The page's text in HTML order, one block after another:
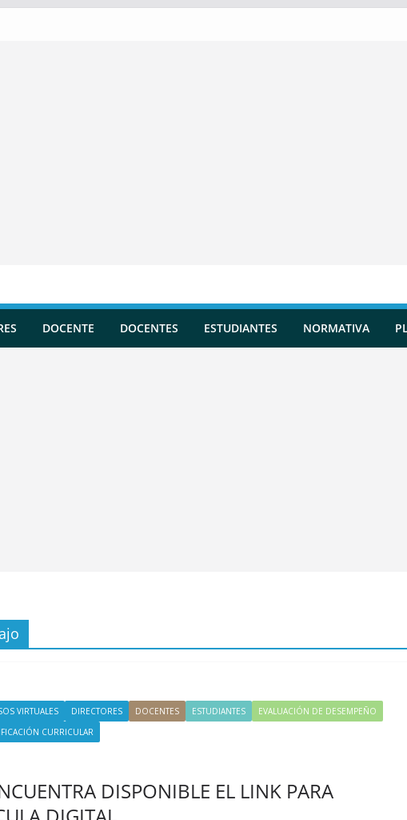
DOCENTE DOCENTES ESTUDIANTES NORMATIVA
VIRTUALES DIRECTORES DOCENTES ESTUDIANTES
EVALUACIÓN DE DESEMPEÑO
CURRICULAR
DISPONIBLE EL LINK PARA